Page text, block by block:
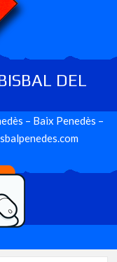
DEL
– Baix Penedès –